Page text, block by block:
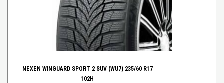
NEXEN WINGUARD SPORT 2 SUV (WU7) 235/60 R17
102H